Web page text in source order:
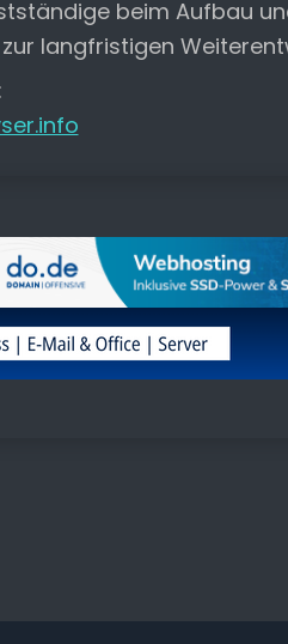
beim Aufbau
langfristigen